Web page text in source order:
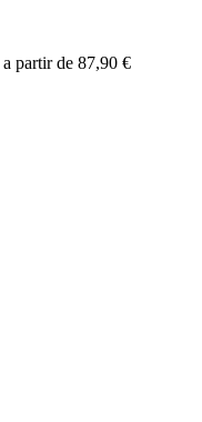
a partir de 87,90 €